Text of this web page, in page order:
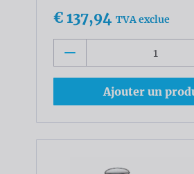
€ 137,94 TVA exclue
Ajouter un